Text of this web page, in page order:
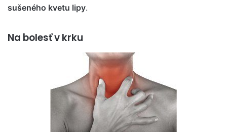
sušeného kvetu lipy.
Na bolesť v krku